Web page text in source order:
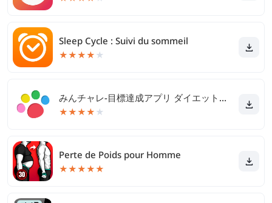
Sleep Cycle : Suivi du sommeil
★★★★ ★
みんチャレ-目標達成アプリ ダイエットも禁煙も継続して習慣化
★★★★ ★
Perte de Poids pour Homme
★★★★★